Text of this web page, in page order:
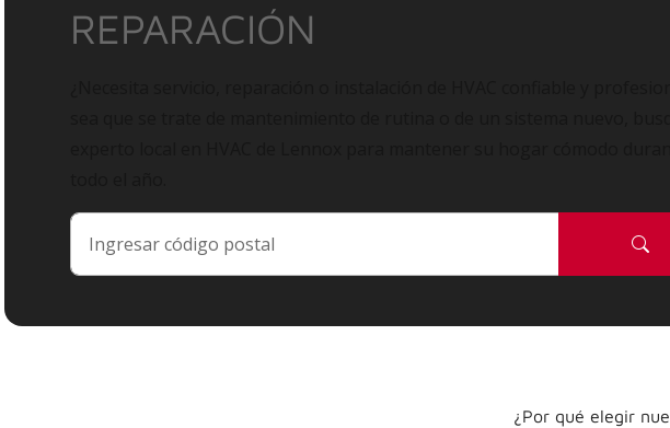
REPARACIÓN
¿Por qué elegir